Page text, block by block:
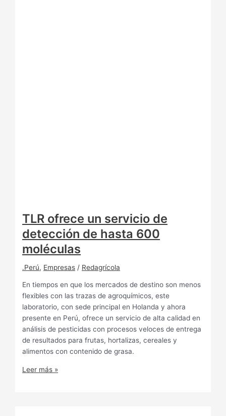
TLR ofrece un servicio de
detección de hasta 600
moléculas
.Perú, Empresas / Redagrícola
En tiempos en que los mercados de destino son menos
flexibles con las trazas de agroquímicos, este
laboratorio, con sede principal en Holanda y ahora
presente en Perú, ofrece un servicio de alta calidad en
análisis de pesticidas con procesos veloces de entrega
de resultados para frutas, hortalizas, cereales y
alimentos con contenido de grasa.
Leer más »